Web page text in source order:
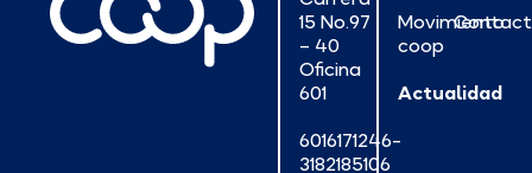
15 No.97
– 40
Oficina
601
6016171246-
3182185106
Movimiento
coop
Actualidad